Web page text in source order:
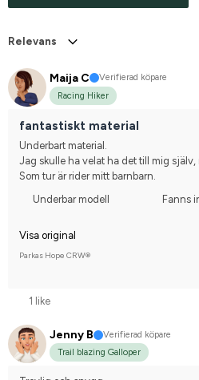
Relevans
Maija C
Verifierad köpare
Racing Hiker
fantastiskt material
Underbart material.
Jag skulle ha velat ha det till mig själv,
Som tur är rider mitt barnbarn.
Underbar modell
Fanns
Visa original
Parkas Hope CRW®
1 like
Jenny B
Verifierad köpare
Trail blazing Galloper